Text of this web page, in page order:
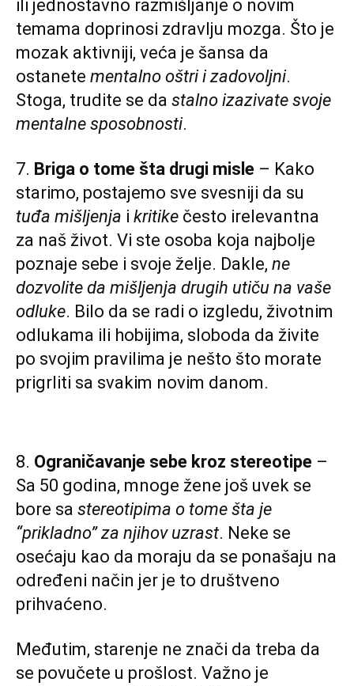
ili jednostavno razmišljanje o novim
temama doprinosi zdravlju mozga. Što je
mozak aktivniji, veća je šansa da
ostanete mentalno oštri i zadovoljni.
Stoga, trudite se da stalno izazivate svoje
mentalne sposobnosti.
7. Briga o tome šta drugi misle – Kako
starimo, postajemo sve svesniji da su
tuđa mišljenja i kritike često irelevantna
za naš život. Vi ste osoba koja najbolje
poznaje sebe i svoje želje. Dakle, ne
dozvolite da mišljenja drugih utiču na vaše
odluke. Bilo da se radi o izgledu, životnim
odlukama ili hobijima, sloboda da živite
po svojim pravilima je nešto što morate
prigrliti sa svakim novim danom.
8. Ograničavanje sebe kroz stereotipe –
Sa 50 godina, mnoge žene još uvek se
bore sa stereotipima o tome šta je
“prikladno” za njihov uzrast. Neke se
osećaju kao da moraju da se ponašaju na
određeni način jer je to društveno
prihvaćeno.
Međutim, starenje ne znači da treba da
se povučete u prošlost. Važno je